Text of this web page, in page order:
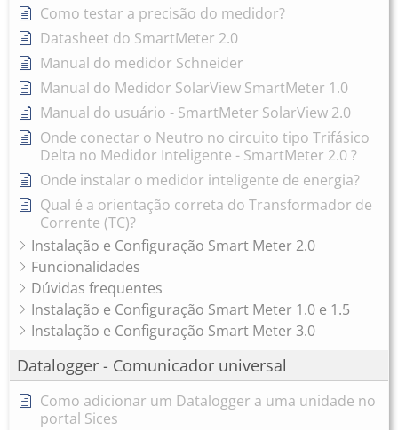
Como testar a precisão do medidor?
Datasheet do SmartMeter 2.0
Manual do medidor Schneider
Manual do Medidor SolarView SmartMeter 1.0
Manual do usuário - SmartMeter SolarView 2.0
Onde conectar o Neutro no circuito tipo Trifásico
Delta no Medidor Inteligente - SmartMeter 2.0 ?
Onde instalar o medidor inteligente de energia?
Qual é a orientação correta do Transformador de
Corrente (TC)?
Instalação e Configuração Smart Meter 2.0
Funcionalidades
Dúvidas frequentes
Instalação e Configuração Smart Meter 1.0 e 1.5
Instalação e Configuração Smart Meter 3.0
Datalogger - Comunicador universal
Como adicionar um Datalogger a uma unidade no
portal Sices